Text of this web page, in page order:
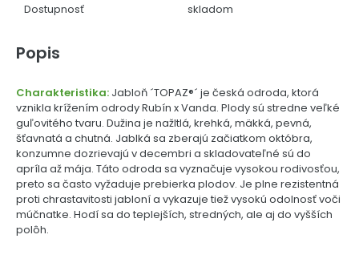
Dostupnosť
skladom
Popis
Charakteristika: Jabloň ´TOPAZ®´ je česká odroda, ktorá
vznikla krížením odrody Rubín x Vanda. Plody sú stredne veľké
guľovitého tvaru. Dužina je nažltlá, krehká, mäkká, pevná,
šťavnatá a chutná. Jablká sa zberajú začiatkom októbra,
konzumne dozrievajú v decembri a skladovateľné sú do
apríla až mája. Táto odroda sa vyznačuje vysokou rodivosťou,
preto sa často vyžaduje prebierka plodov. Je plne rezistentná
proti chrastavitosti jabloní a vykazuje tiež vysokú odolnosť voči
múčnatke. Hodí sa do teplejších, stredných, ale aj do vyšších
polôh.